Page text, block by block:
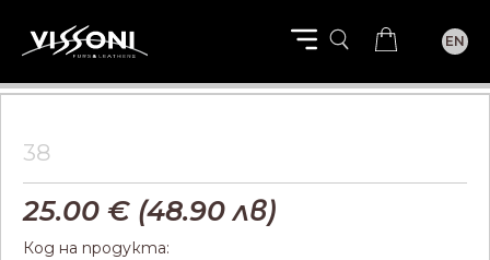
EN
38
25.00 € (48.90 лв)
Код на продукта: